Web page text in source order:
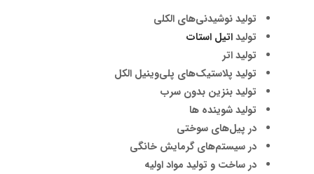
تولید نوشیدنی‌های الکلی
تولیداتیل استات
تولید اتر
تولید پلاستیک‌های پلی‌وینیل الکل
تولید بنزین بدون سرب
تولید شوینده ها
در پیل‌های سوختی
در سیستم‌های گرمایش خانگی
در ساخت و تولید مواد اولیه